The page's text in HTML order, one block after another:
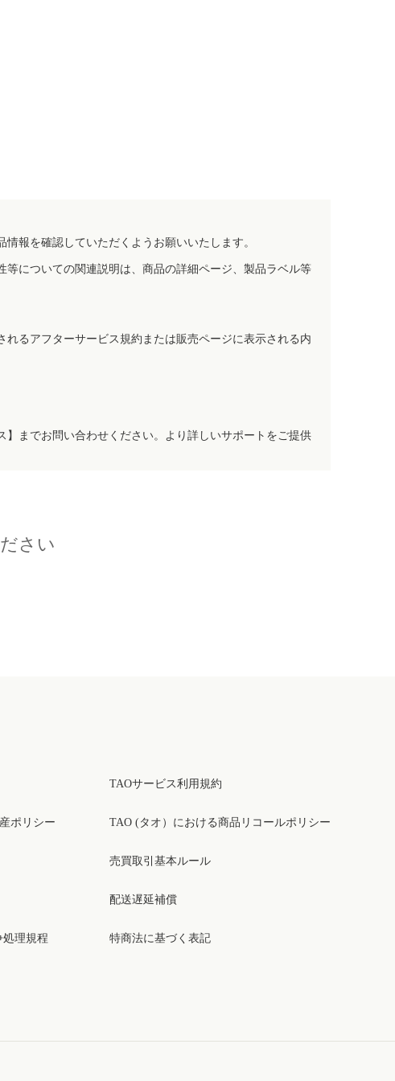
報を確認していただくようお願いいたします。
についての関連説明は、商品の詳細ページ、製品ラベル等
るアフターサービス規約または販売ページに表示される内
までお問い合わせください。より詳しいサポートをご提供
さい
ポリシー
処理規程
TAOサービス利用規約
TAO (タオ）における商品リコールポリシー
売買取引基本ルール
配送遅延補償
特商法に基づく表記